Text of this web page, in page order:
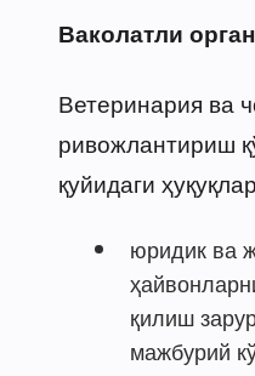
Ваколатли
Ветеринария ва
ривожлантириш
қуйидаги
юридик ва
қилиш
мажбурий